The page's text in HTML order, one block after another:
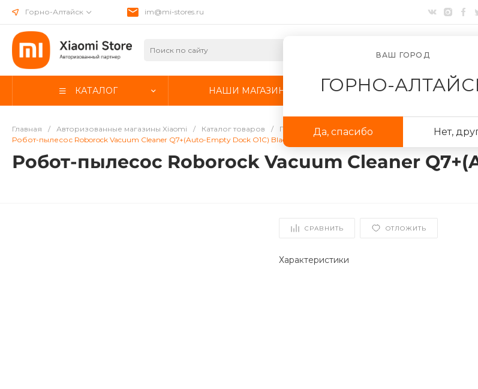
Для клиентов всех банков
Разбейтеоплату
Горно-Алтайск
ВАШ ГОРОД
ГОРНО-
Да, спасибо Нет,
im@mi-stores.ru
КАТАЛОГ НАШИ МАГАЗИНЫ АКЦИИ
Главная / Авторизованные магазины Xiaomi / Каталог товаров / Пылесосы / Роботы-пылесосы Роботы-
Робот-пылесос Roborock Vacuum Cleaner Q7+(Auto-Empty Dock O1C) Black
Робот-пылесос Roborock Vacuum Cleaner
СРАВНИТЬ ОТЛОЖИТЬ
Характеристики